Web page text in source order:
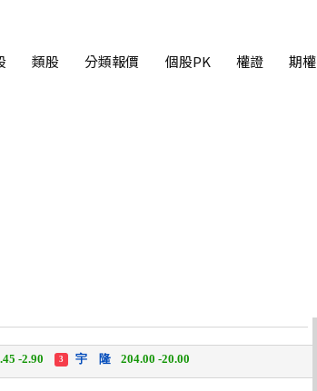
類股 分類報價 個股PK 權證 期權
+160.00 吉祥全31.95 +2.90
-2.90 3 宇 隆
204.00 -20.00